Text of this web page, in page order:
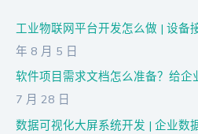
工业物联网平台开发怎么做 | 设备
年 8 月 5 日
软件项目需求文档怎么准备？给企
7 月 28 日
数据可视化大屏系统开发 | 企业数